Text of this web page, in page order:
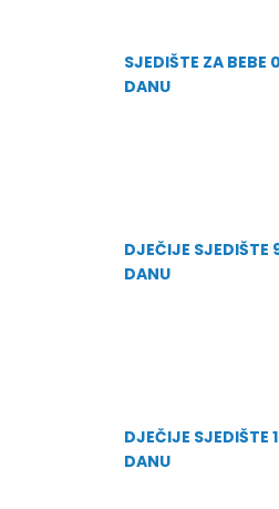
SJEDIŠTE ZA
DANU
DJEČIJE
DANU
DJEČIJE
DANU